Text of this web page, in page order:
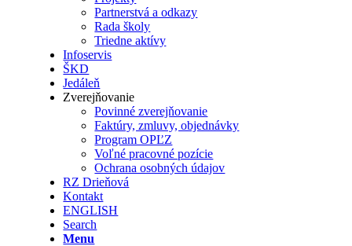
Partnerstvá a odkazy
Rada školy
Triedne aktívy
Infoservis
ŠKD
Jedáleň
Zverejňovanie
Povinné zverejňovanie
Faktúry, zmluvy, objednávky
Program OPĽZ
Voľné pracovné pozície
Ochrana osobných údajov
RZ Drieňová
Kontakt
ENGLISH
Search
Menu